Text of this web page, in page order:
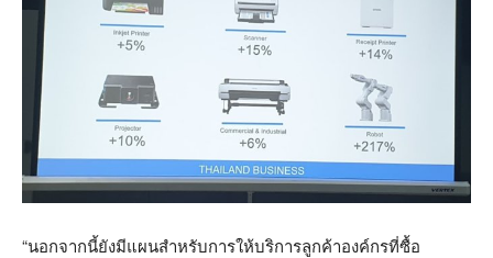
“นอกจากนี้ยังมีแผนสำหรับการให้บริการลูกค้าองค์กรที่ซื้อ